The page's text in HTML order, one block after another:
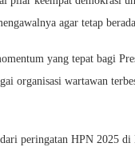
agar tetap
yang tepat bagi
organisasi wartawan
peringatan HPN 2025 di